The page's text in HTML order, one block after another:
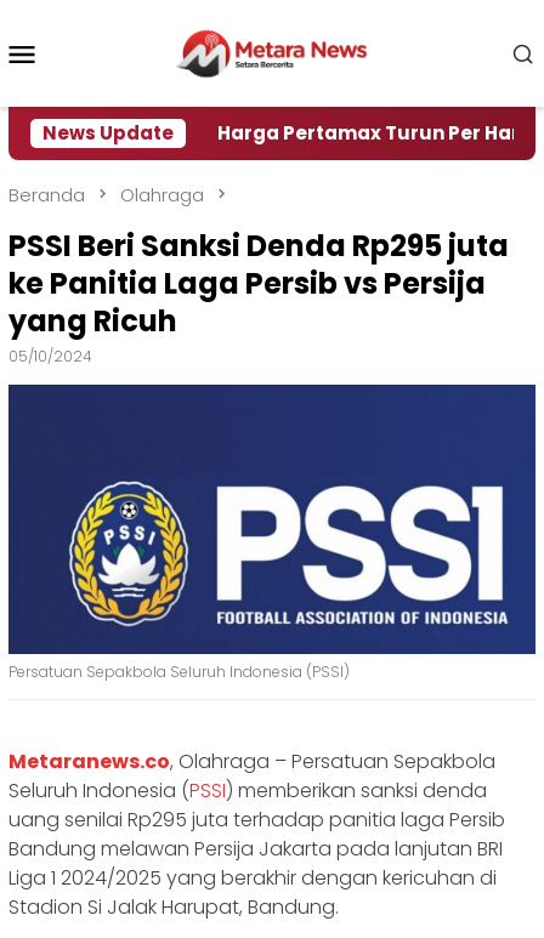
konten
News Update
Air Harga Pertamax Turun Per Hari Ini, Segini
Beranda Olahraga
PSSI Beri Sanksi Denda Rp295 juta
ke Panitia Laga Persib vs Persija
yang Ricuh
05/10/2024
Persatuan Sepakbola Seluruh Indonesia (PSSI)
Metaranews.co, Olahraga – Persatuan Sepakbola
Seluruh Indonesia (PSSI) memberikan sanksi denda
uang senilai Rp295 juta terhadap panitia laga Persib
Bandung melawan Persija Jakarta pada lanjutan BRI
Liga 1 2024/2025 yang berakhir dengan kericuhan di
Stadion Si Jalak Harupat, Bandung.